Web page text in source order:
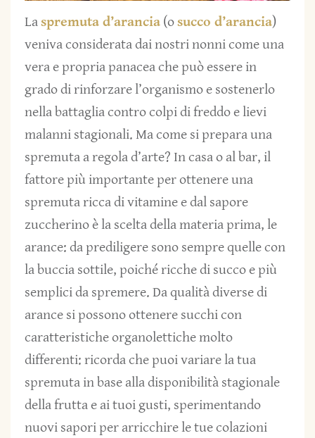
Laspremuta d’arancia (osucco d’arancia)
veniva considerata dai nostri nonni come una
vera e propria panacea che può essere in
grado di rinforzare l’organismo e sostenerlo
nella battaglia contro colpi di freddo e lievi
malanni stagionali. Ma come si prepara una
spremuta a regola d’arte? In casa o al bar, il
fattore più importante per ottenere una
spremuta ricca di vitamine e dal sapore
zuccherino è la scelta della materia prima, le
arance: da prediligere sono sempre quelle con
la buccia sottile, poiché ricche di succo e più
semplici da spremere. Da qualità diverse di
arance si possono ottenere succhi con
caratteristiche organolettiche molto
differenti: ricorda che puoi variare la tua
spremuta in base alla disponibilità stagionale
della frutta e ai tuoi gusti, sperimentando
nuovi sapori per arricchire le tue colazioni